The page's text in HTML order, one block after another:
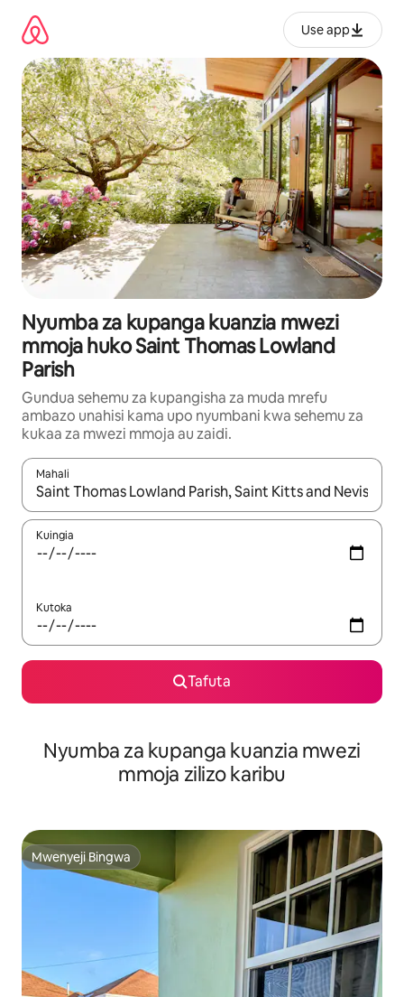
kwenda
kwenye
maudhui
Use app
Nyumba za kupanga kuanzia mwezi
mmoja huko Saint Thomas Lowland
Parish
Gundua sehemu za kupangisha za muda mrefu
ambazo unahisi kama upo nyumbani kwa sehemu za
kukaa za mwezi mmoja au zaidi.
Mahali
Wakati matokeo yanapatikana, vinjari kwa kutumia vitufe vya
Kuingia
Kutoka
Tafuta
Nyumba za kupanga kuanzia mwezi
mmoja zilizo karibu
Mwenyeji Bingwa
Mwenyeji Bingwa